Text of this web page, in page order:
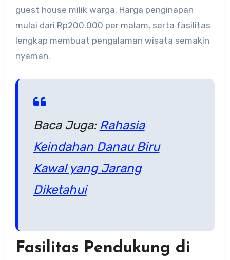
guest house milik warga. Harga penginapan
mulai dari Rp200.000 per malam, serta fasilitas
lengkap membuat pengalaman wisata semakin
nyaman.
Baca Juga: Rahasia
Keindahan Danau Biru
Kawal yang Jarang
Diketahui
Fasilitas Pendukung di